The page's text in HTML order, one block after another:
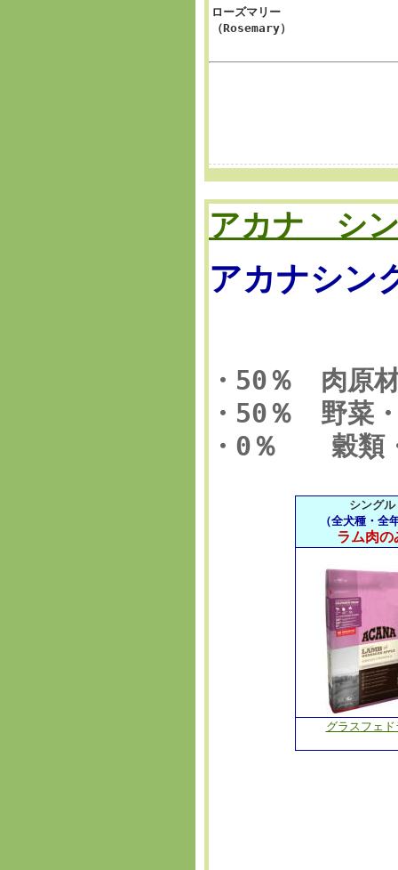
ローズマリー
（Rosemary）
アカナ シ
アカナシン
・50％ 肉原
・50％ 野菜
・0％ 穀類
シングル
（全犬種・全
ラム肉の
グラスフェド